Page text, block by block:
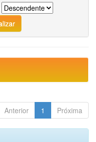
Anterior 1 Próxima